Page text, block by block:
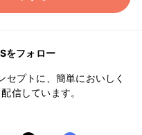
をフォロー
セプトに、簡単においしく
信しています。